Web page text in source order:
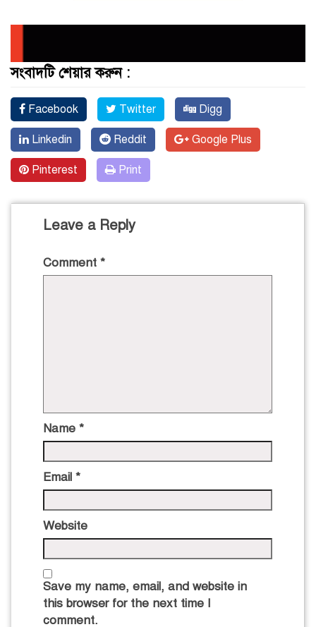
সংবাদটি শেয়ার করুন :
Facebook Twitter Digg
Linkedin Reddit Google Plus
Pinterest Print
Leave a Reply
Comment *
Name *
Email *
Website
Save my name, email, and website in
this browser for the next time I
comment.